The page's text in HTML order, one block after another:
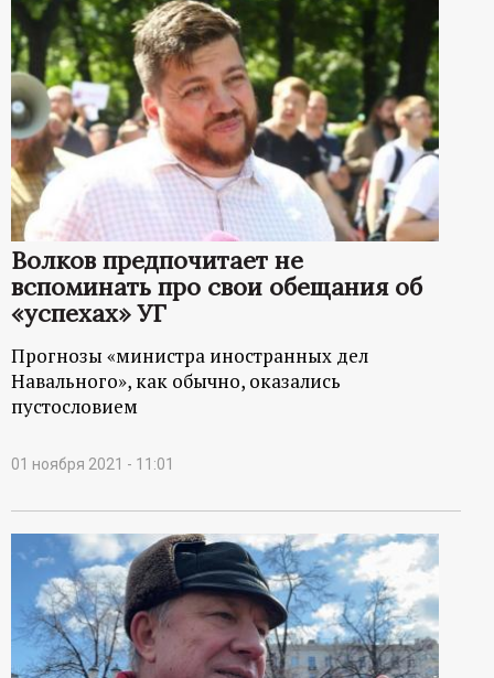
Волков предпочитает не
вспоминать про свои обещания об
«успехах» УГ
Прогнозы «министра иностранных дел
Навального», как обычно, оказались
пустословием
01 ноября 2021 - 11:01